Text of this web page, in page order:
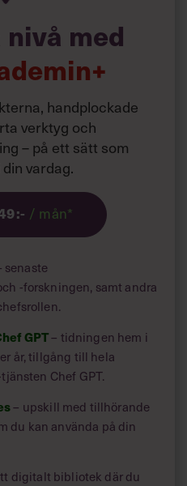
in
och
du dig smarta
med
handplockade
verktyg och
– på ett sätt som
vardag.
/ mån*
senaste
-forskningen, samt andra
GPT– tidningen hem i
år, tillgång till hela
Chef GPT.
– upskill med tillhörande
du kan använda på din
digitalt bibliotek där du